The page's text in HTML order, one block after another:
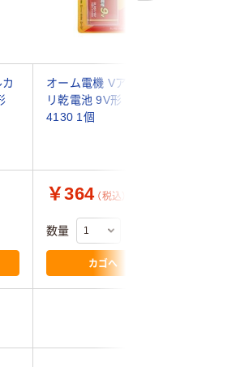
オーム電機 Vアルカ
リ乾電池 9V形 08-
4130 1個
￥364 （税込）
数量
カゴへ